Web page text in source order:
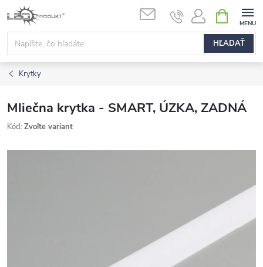
Prejsť
na
obsah
HĽADAŤ
KOŠÍK
Krytky
Mliečna krytka - SMART, ÚZKA, ZADNÁ
Kód: Zvoľte variant